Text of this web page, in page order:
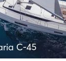
C-45